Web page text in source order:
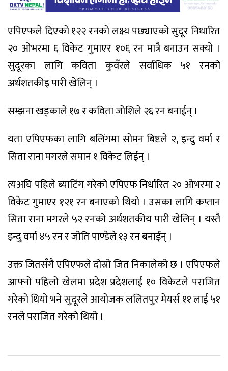
एपिएफले दिएको १२२ रनको लक्ष्य पछ्याएको सुदूर निधारित
२० ओभरमा ६ विकेट गुमाएर १०६ रन मात्रै बनाउन सक्यो ।
सुदूरका लागि कविता कुवँरले सर्वाधिक ५१ रनको
अर्धशतकीइ पारी खेलिन् ।
सम्झना खड्काले १७ र कविता जोशिले २६ रन बनाईन् ।
यता एपिएफका लागि बलिंगमा सोमन बिष्टले २, इन्दु वर्मा र
सिता राना मगरले समान १ विकेट लिईन् ।
त्यअघि पहिले ब्याटिंग गरेको एपिएफ निर्धारित २० ओभरमा २
विकेट गुमाएर १२१ रन बनाएको थियो । उसका लागि कप्तान
सिता राना मगरले ५२ रनको अर्धशतकीय पारी खेलिन् । यस्तै
इन्दु वर्मा ४५ रन र जोति पाण्डेले १३ रन बनाईन् ।
उक्त जितसँगै एपिएफले दोस्रो जित निकालेको छ । एपिएफले
आफ्नो पहिलो खेलमा प्रदेश प्रदेशलाई १० विकेटले पराजित
गरेको थियो भने सुदूरले आयोजक ललितपुर मेयर्स ११ लाई ५१
रनले पराजित गरेको थियो ।